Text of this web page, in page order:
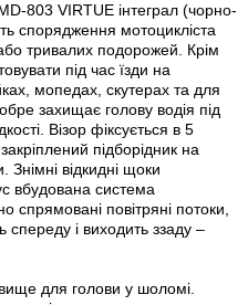
803 VIRTUE інтеграл (чорно-
спорядження мотоцикліста
тривалих подорожей. Крім
під час їзди на
мопедах, скутерах та для
захищає голову водія під
Візор фіксується в 5
підборідник на
відкидні щоки
вбудована система
спрямовані повітряні потоки,
і виходить ззаду –
для голови у шоломі.